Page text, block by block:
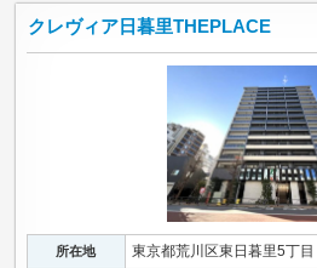
クレヴィア日暮里THEPLACE
所在地 東京都荒川区東日暮里5丁目